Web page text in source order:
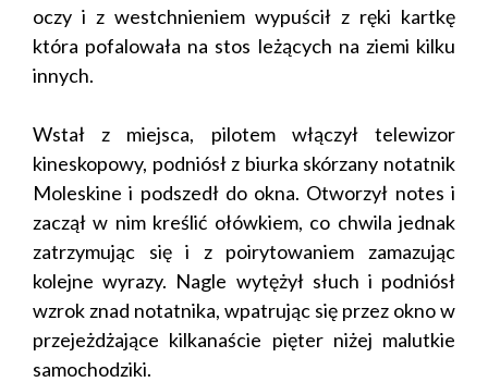
oczy i z westchnieniem wypuścił z ręki kartkę
która pofalowała na stos leżących na ziemi kilku
innych.
Wstał z miejsca, pilotem włączył telewizor
kineskopowy, podniósł z biurka skórzany notatnik
Moleskine i podszedł do okna. Otworzył notes i
zaczął w nim kreślić ołówkiem, co chwila jednak
zatrzymując się i z poirytowaniem zamazując
kolejne wyrazy. Nagle wytężył słuch i podniósł
wzrok znad notatnika, wpatrując się przez okno w
przejeżdżające kilkanaście pięter niżej malutkie
samochodziki.